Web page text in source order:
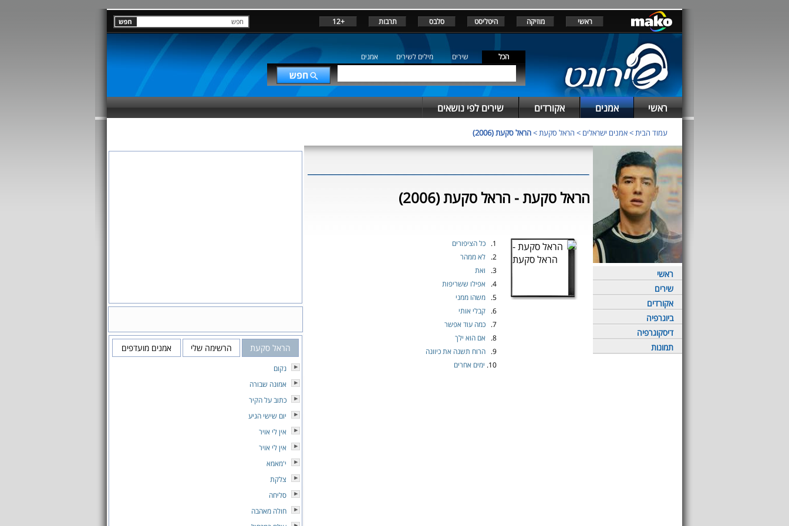
ראשי מוזיקה היטליסט סלבס תרבות +12
הכל שירים מילים לשירים אמנים
ראשי אמנים אקורדים שירים לפי נושאים
עמוד הבית>אמנים ישראלים > הראל סקעת>הראל סקעת (2006)
ראשי
שירים
אקורדים
ביוגרפיה
דיסקוגרפיה
תמונות
הראל סקעת - הראל סקעת (2006)
1.
כל הציפורים
2.
לא ממהר
3.
ואת
4.
אפילו ששריפות
5.
משהו ממני
6.
קבלי אותי
7.
כמה עוד אפשר
8.
אם הוא ילך
9.
הרוח תשנה את כיוונה
10. ימים אחרים
הראל סקעת הרשימה שלי אמנים מועדפים
נקום
אמונה שבורה
כתוב על הקיר
יום שישי הגיע
אין לי אויר
אין לי אויר
י'מאמא
צלקת
סליחה
חולה מאהבה